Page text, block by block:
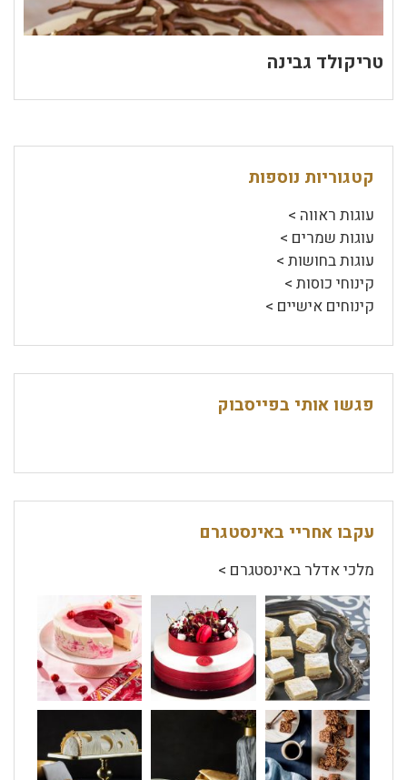
טריקולד גבינה
קטגוריות נוספות
עוגות ראווה >
עוגות שמרים >
עוגות בחושות >
קינוחי כוסות >
קינוחים אישיים >
פגשו אותי בפייסבוק
עקבו אחריי באינסטגרם
מלכי אדלר באינסטגרם >